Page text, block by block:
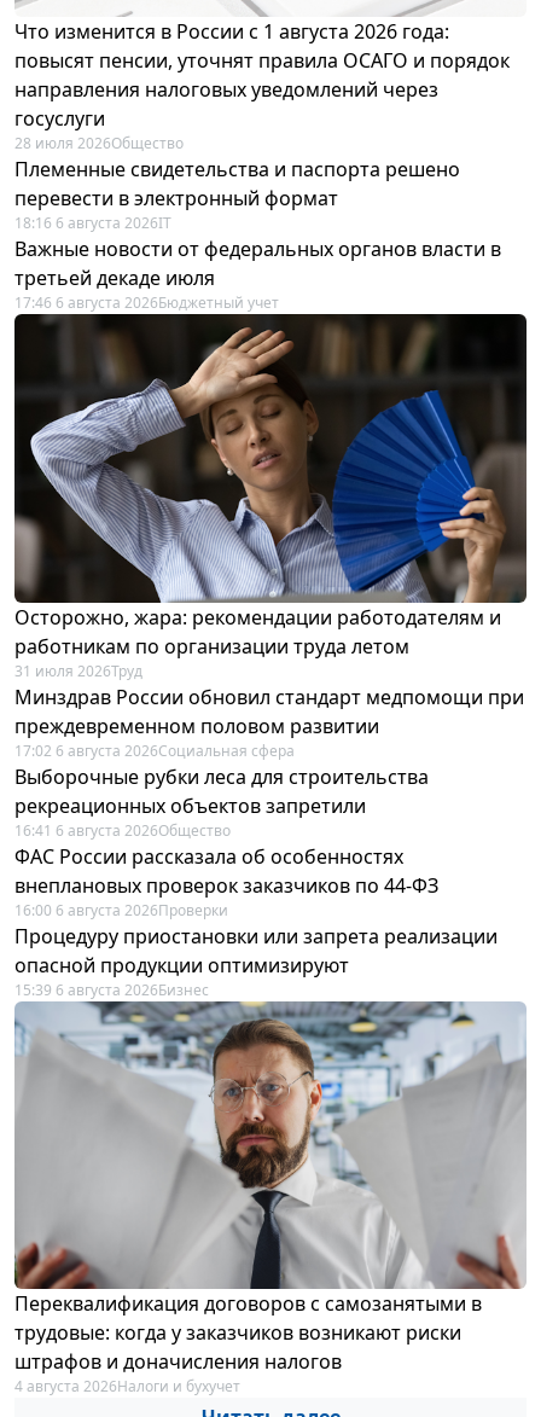
Что изменится в России с 1 августа 2026 года:
повысят пенсии, уточнят правила ОСАГО и порядок
направления налоговых уведомлений через
госуслуги
28 июля 2026Общество
Племенные свидетельства и паспорта решено
перевести в электронный формат
18:16 6 августа 2026IT
Важные новости от федеральных органов власти в
третьей декаде июля
17:46 6 августа 2026Бюджетный учет
Осторожно, жара: рекомендации работодателям и
работникам по организации труда летом
31 июля 2026Труд
Минздрав России обновил стандарт медпомощи при
преждевременном половом развитии
17:02 6 августа 2026Социальная сфера
Выборочные рубки леса для строительства
рекреационных объектов запретили
16:41 6 августа 2026Общество
ФАС России рассказала об особенностях
внеплановых проверок заказчиков по 44-ФЗ
16:00 6 августа 2026Проверки
Процедуру приостановки или запрета реализации
опасной продукции оптимизируют
15:39 6 августа 2026Бизнес
Переквалификация договоров с самозанятыми в
трудовые: когда у заказчиков возникают риски
штрафов и доначисления налогов
4 августа 2026Налоги и бухучет